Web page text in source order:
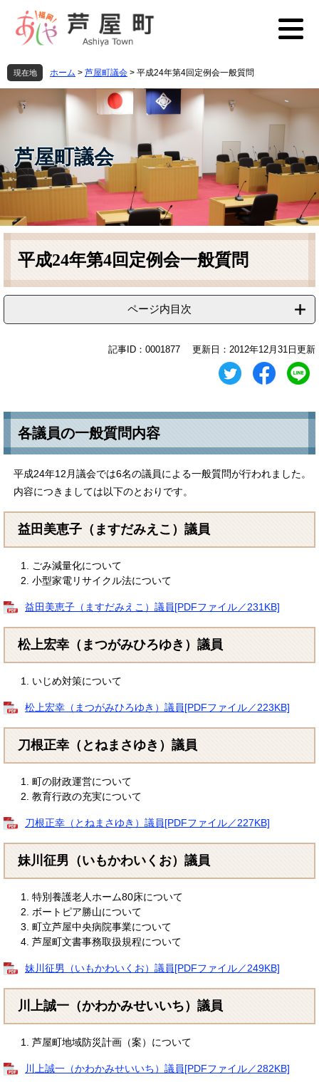
先
頭
す
を
飛
し
へ
現在地 ホーム > 芦屋町議会 > 平成24年第4回定例会一般質問
芦屋町議会
本
平成24年第4回定例会一般質問
ページ内目次
記事ID：0001877 更新日：2012年12月31日更新
各議員の一般質問内容
平成24年12月議会では6名の議員による一般質問が行われました。
内容につきましては以下のとおりです。
益田美恵子（ますだみえこ）議員
ごみ減量化について
小型家電リサイクル法について
益田美恵子（ますだみえこ）議員[PDFファイル／231KB]
松上宏幸（まつがみひろゆき）議員
いじめ対策について
松上宏幸（まつがみひろゆき）議員[PDFファイル／223KB]
刀根正幸（とねまさゆき）議員
町の財政運営について
教育行政の充実について
刀根正幸（とねまさゆき）議員[PDFファイル／227KB]
妹川征男（いもかわいくお）議員
特別養護老人ホーム80床について
ボートピア勝山について
町立芦屋中央病院事業について
芦屋町文書事務取扱規程について
妹川征男（いもかわいくお）議員[PDFファイル／249KB]
川上誠一（かわかみせいいち）議員
芦屋町地域防災計画（案）について
川上誠一（かわかみせいいち）議員[PDFファイル／282KB]